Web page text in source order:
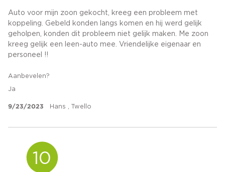
Auto voor mijn zoon gekocht, kreeg een probleem met
koppeling. Gebeld konden langs komen en hij werd gelijk
geholpen, konden dit probleem niet gelijk maken. Me zoon
kreeg gelijk een leen-auto mee. Vriendelijke eigenaar en
personeel !!
Aanbevelen?
Ja
9/23/2023 Hans , Twello
10